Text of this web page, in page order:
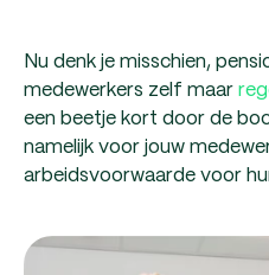
Nu denk je misschien,
medewerkers zelf maar
een beetje kort door de
namelijk voor jouw
arbeidsvoorwaarde voor